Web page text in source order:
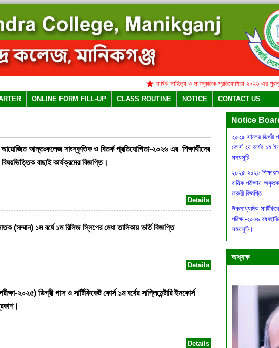
বার্ষিক সাহিত্য ও সাংস্কৃতিক প্রতিযোগিতা-২০২৬ এর পুরস্কার
ONLINE FORM FILL-UP CLASS ROUTINE NOTICE CONTACT US
আয়োজিত আন্তঃকলেজ সাংস্কৃতিক ও বিতর্ক প্রতিযোগিতা-২০২৬ এর শিক্ষার্থীদের
বাছাই কার্যক্রমের বিজ্ঞপ্তি।
Details
(সম্মান) ১ম বর্ষে ১ম রিলিজ স্লিপের মেধা তালিকায় ভর্তি বিজ্ঞপ্তি
Details
২০২৫) ডিগ্রী পাস ও সার্টিফিকেট কোর্স ১ম বর্ষের সাপ্লিমেন্টারি ইনকোর্স
Details
Notice
বার্ষিক সাহিত্য ও
অনুষ্ঠান এবং মিষ্টি
২০২৫ সালের ডিগ্রী
কোর্স ২য় বর্ষের ১ম
সময়সূচি
বার্ষিক পরীক্ষায়
জরুরী বিজ্ঞপ্তি
পরিক্ষা-২০২৬
সময়সূচি।
বিজ্ঞপ্তি।
অধ্যক্ষ